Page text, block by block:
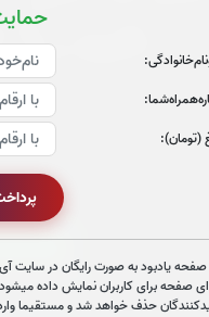
(تومان):
صفحه یادبود به صورت رایگان در سایت
صفحه برای کاربران نمایش داده
حذف خواهد شد و مستقیما